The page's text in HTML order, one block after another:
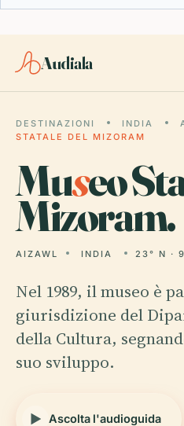
Audiala
DESTINAZIONI INDIA
STATALE DEL MIZORAM
Museo
Mizoram.
AIZAWL INDIA 23° N ·
Nel 1989, il museo è
giurisdizione del
della Cultura,
suo sviluppo.
Ascolta l'audioguida